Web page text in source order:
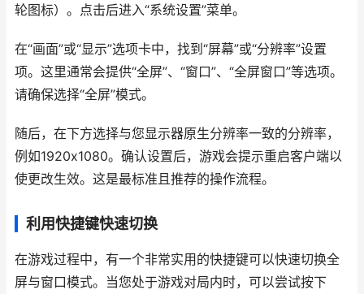
轮图标）。点击后进入“系统设置”菜单。
在“画面”或“显示”选项卡中，找到“屏幕”或“分辨率”设置
项。这里通常会提供“全屏”、“窗口”、“全屏窗口”等选项。
请确保选择“全屏”模式。
随后，在下方选择与您显示器原生分辨率一致的分辨率，
例如1920x1080。确认设置后，游戏会提示重启客户端以
使更改生效。这是最标准且推荐的操作流程。
利用快捷键快速切换
在游戏过程中，有一个非常实用的快捷键可以快速切换全
屏与窗口模式。当您处于游戏对局内时，可以尝试按下